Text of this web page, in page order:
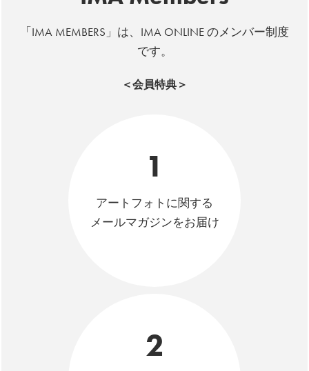
「IMA MEMBERS」は、IMA ONLINE のメンバー制度
です。
＜会員特典＞
1
アートフォトに関する
メールマガジンをお届け
2